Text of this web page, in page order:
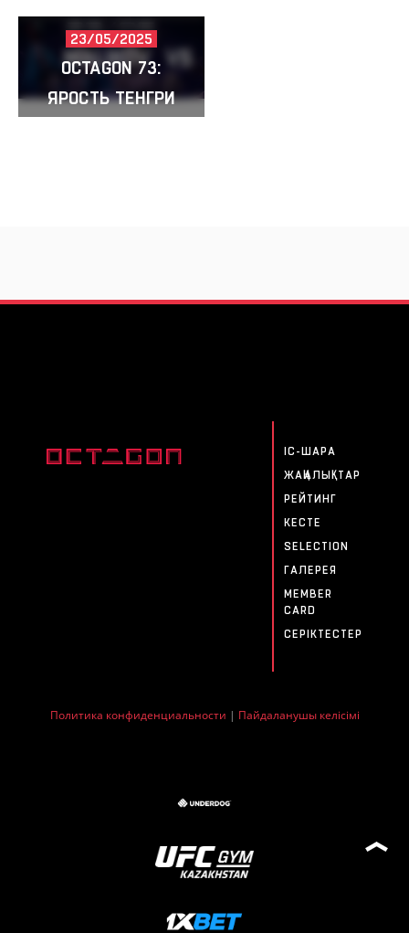
MALIKOV VS
23/05/2025
OCTAGON 73:
ЯРОСТЬ ТЕНГРИ
IC-ШАРА
ЖАҢАЛЫҚТАР
РЕЙТИНГ
КЕСТЕ
SELECTION
ГАЛЕРЕЯ
MEMBER
CARD
СЕРІКТЕСТЕР
Политика конфиденциальности | Пайдаланушы келісімі